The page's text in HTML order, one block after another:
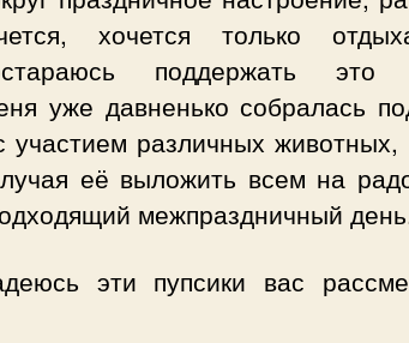
хочется только
поддержать это
уже давненько собралась
различных животных,
её выложить всем на
межпраздничный
эти пупсики вас